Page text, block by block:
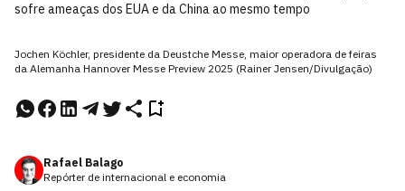
sofre ameaças dos EUA e da China ao mesmo tempo
Jochen Köchler, presidente da Deustche Messe, maior operadora de feiras
da Alemanha Hannover Messe Preview 2025 (Rainer Jensen/Divulgação)
Rafael Balago
Repórter de internacional e economia